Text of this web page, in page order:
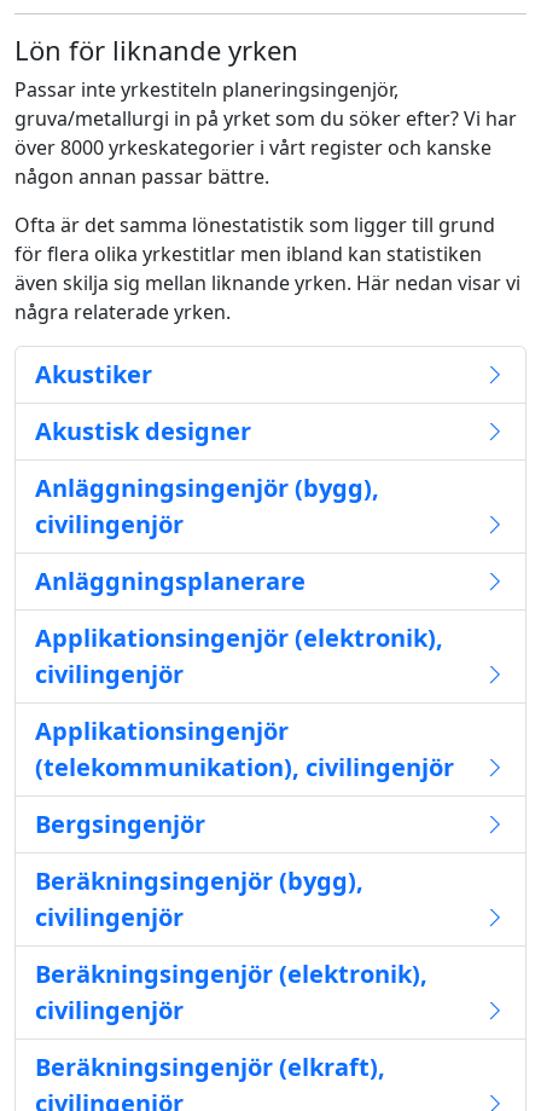
Lön för liknande yrken
Passar inte yrkestiteln planeringsingenjör,
gruva/metallurgi in på yrket som du söker efter? Vi har
över 8000 yrkeskategorier i vårt register och kanske
någon annan passar bättre.
Ofta är det samma lönestatistik som ligger till grund
för flera olika yrkestitlar men ibland kan statistiken
även skilja sig mellan liknande yrken. Här nedan visar vi
några relaterade yrken.
Akustiker
Akustisk designer
Anläggningsingenjör (bygg),
civilingenjör
Anläggningsplanerare
Applikationsingenjör (elektronik),
civilingenjör
Applikationsingenjör
(telekommunikation), civilingenjör
Bergsingenjör
Beräkningsingenjör (bygg),
civilingenjör
Beräkningsingenjör (elektronik),
civilingenjör
Beräkningsingenjör (elkraft),
civilingenjör